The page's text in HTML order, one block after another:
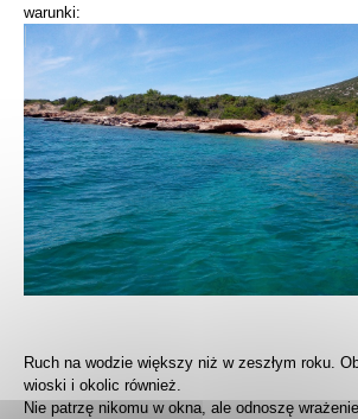
warunki:
Ruch na wodzie większy niż w zeszłym roku.
wioski i okolic również.
Nie patrzę nikomu w okna, ale odnoszę